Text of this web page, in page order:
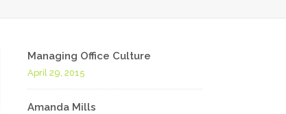
Managing Office Culture
April 29, 2015
Amanda Mills